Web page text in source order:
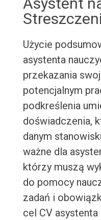
Użycie
asystenta
przekazania
potencjalnym
podkreślenia
doświadczenia,
danym
ważne dla
którzy muszą
do pomocy
zadań i
cel CV